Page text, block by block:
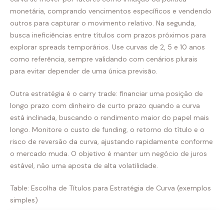
monetária, comprando vencimentos específicos e vendendo
outros para capturar o movimento relativo. Na segunda,
busca ineficiências entre títulos com prazos próximos para
explorar spreads temporários. Use curvas de 2, 5 e 10 anos
como referência, sempre validando com cenários plurais
para evitar depender de uma única previsão.
Outra estratégia é o carry trade: financiar uma posição de
longo prazo com dinheiro de curto prazo quando a curva
está inclinada, buscando o rendimento maior do papel mais
longo. Monitore o custo de funding, o retorno do título e o
risco de reversão da curva, ajustando rapidamente conforme
o mercado muda. O objetivo é manter um negócio de juros
estável, não uma aposta de alta volatilidade.
Table: Escolha de Títulos para Estratégia de Curva (exemplos
simples)